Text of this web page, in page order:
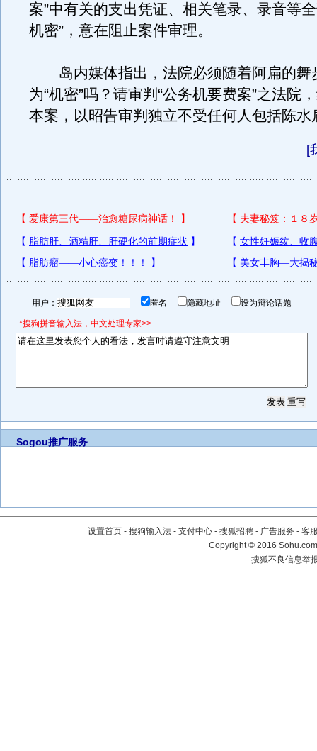
案”中有关的支出凭证、相关笔录、录音等
机密”，意在阻止案件审理。
岛内媒体指出，法院必须随着阿扁的舞
为“机密”吗？请审判“公务机要费案”之法院
本案，以昭告审判独立不受任何人包括陈水
[
用户： 匿名 隐藏地址 设为辩论话题
*搜狗拼音输入法，中文处理专家>>
Sogou推广服务
设置首页 - 搜狗输入法 - 支付中心 - 搜狐招聘 - 广告服务 - 客
Copyright©2016
搜狐不良信息举